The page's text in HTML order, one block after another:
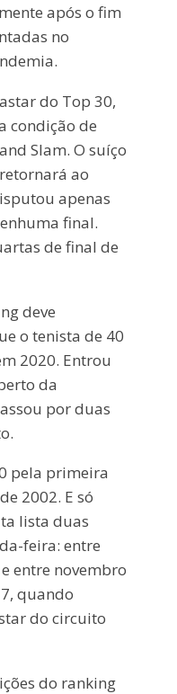
após o fim
no
do Top 30,
condição de
Slam. O suíço
ao
apenas
final.
de final de
deve
o tenista de 40
2020. Entrou
da
por duas
pela primeira
2002. E só
lista duas
feira: entre
entre novembro
quando
do circuito
do ranking